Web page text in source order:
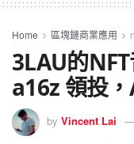
Home 區塊鏈商業應用
3LAU的
a16z 領投
by Vincent Lai